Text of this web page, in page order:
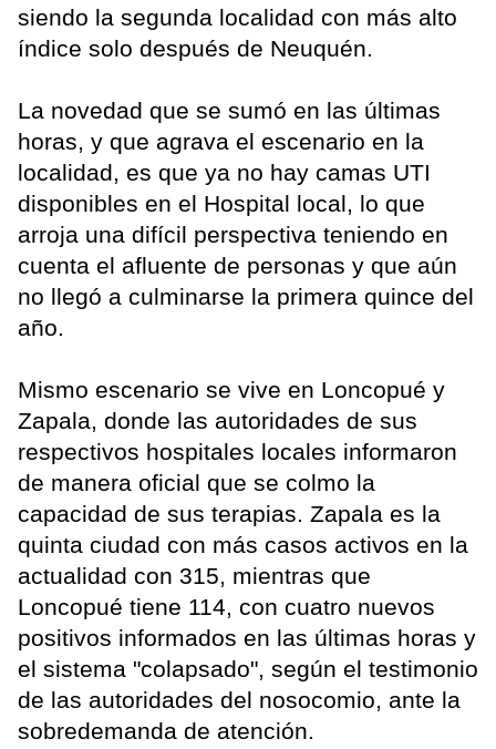
siendo la segunda localidad con más alto
índice solo después de Neuquén.
La novedad que se sumó en las últimas
horas, y que agrava el escenario en la
localidad, es que ya no hay camas UTI
disponibles en el Hospital local, lo que
arroja una difícil perspectiva teniendo en
cuenta el afluente de personas y que aún
no llegó a culminarse la primera quince del
año.
Mismo escenario se vive en Loncopué y
Zapala, donde las autoridades de sus
respectivos hospitales locales informaron
de manera oficial que se colmo la
capacidad de sus terapias. Zapala es la
quinta ciudad con más casos activos en la
actualidad con 315, mientras que
Loncopué tiene 114, con cuatro nuevos
positivos informados en las últimas horas y
el sistema "colapsado", según el testimonio
de las autoridades del nosocomio, ante la
sobredemanda de atención.